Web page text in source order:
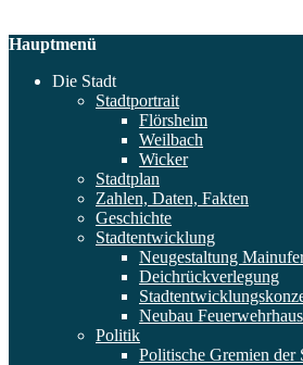
Hauptmenü
Die Stadt
Stadtportrait
Flörsheim
Weilbach
Wicker
Stadtplan
Zahlen, Daten, Fakten
Geschichte
Stadtentwicklung
Neugestaltung
Deichrückverlegung
Neubau
Politik
Politische Gremien der